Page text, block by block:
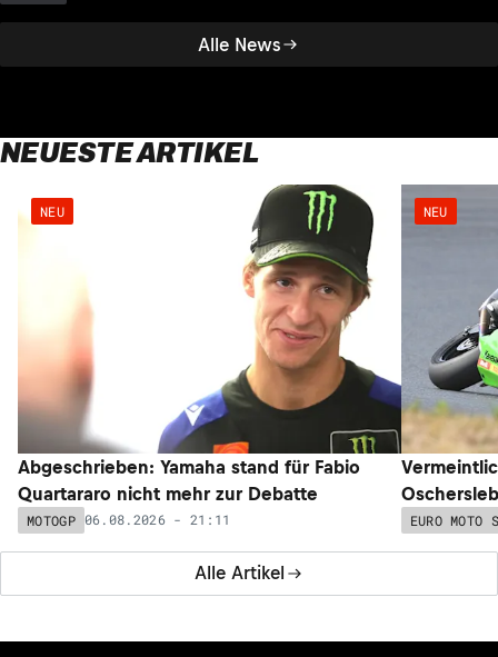
Alle News
NEUESTE ARTIKEL
Alle Artikel
NEU
Abgeschrieben: Yamaha stand für Fabio
Quartararo nicht mehr zur Debatte
MOTOGP 06.08.2026 - 21:11
NEU
EURO MOTO